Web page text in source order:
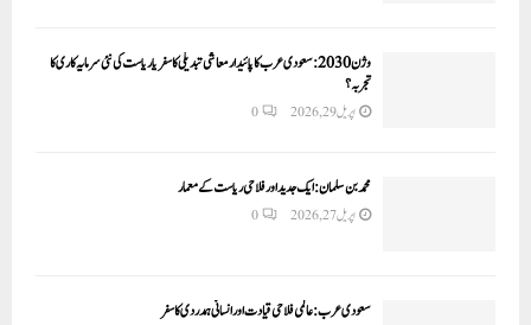
وژن 2030:سعودی عرب کا پائیدار معاشی تبدیلی کا سفر یا ریاست کی نئی سرمایہ کاری کا
تجربہ؟
اپریل 29, 2026 0
محمد بن سلمان: ایک جدید اور فلاحی ریاست کے معمار
اپریل 27, 2026 0
سعودی عرب: عالمی فلاحی قیادت اور انسانی ہمدردی کا سفر